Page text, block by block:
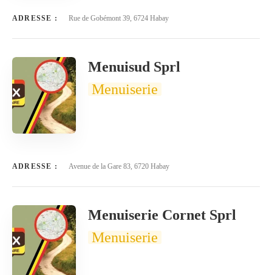
ADRESSE : Rue de Gobémont 39, 6724 Habay
Menuisud Sprl
Menuiserie
ADRESSE : Avenue de la Gare 83, 6720 Habay
Menuiserie Cornet Sprl
Menuiserie